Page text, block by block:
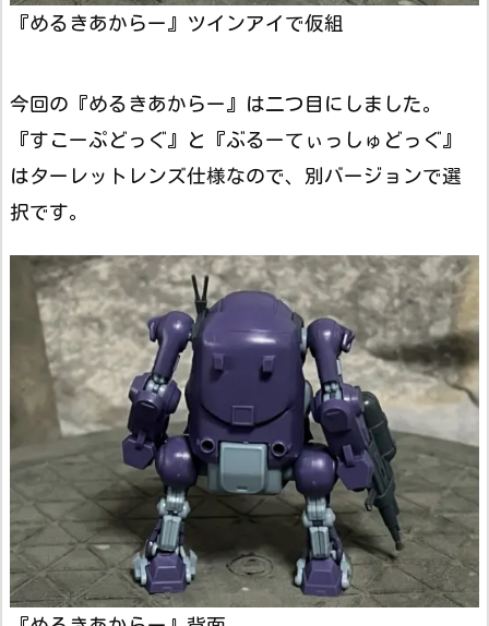
『めるきあからー』ツインアイで仮組
今回の『めるきあからー』は二つ目にしました。
『すこーぷどっぐ』と『ぶるーてぃっしゅどっぐ』
はターレットレンズ仕様なので、別バージョンで選
択です。